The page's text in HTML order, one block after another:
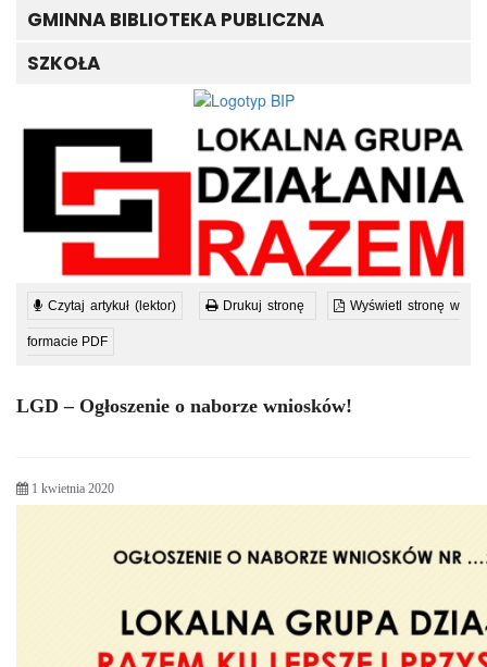
GMINNA BIBLIOTEKA PUBLICZNA
SZKOŁA
Czytaj artykuł (lektor) Drukuj stronę Wyświetl stronę w
formacie PDF
LGD – Ogłoszenie o naborze wniosków!
1 kwietnia 2020